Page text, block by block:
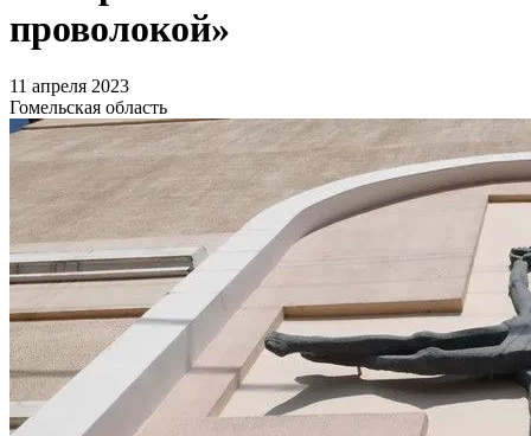
проволокой»
11 апреля 2023
Гомельская область